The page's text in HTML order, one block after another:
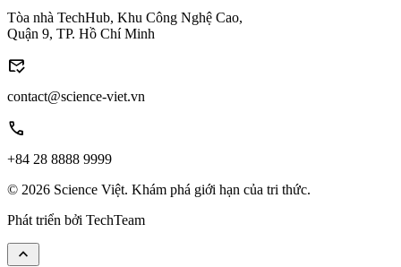
Tòa nhà TechHub, Khu Công Nghệ Cao,
Quận 9, TP. Hồ Chí Minh
mark_email_read
contact@science-viet.vn
call
+84 28 8888 9999
© 2026 Science Việt. Khám phá giới hạn của tri thức.
Phát triển bởi TechTeam
keyboard_arrow_up